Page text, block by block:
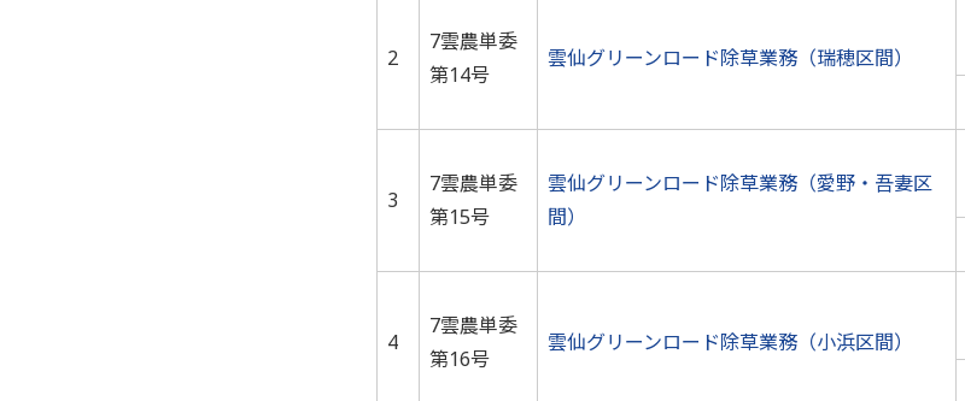
2
7雲農単委
第14号
雲仙グリーンロード除草業務（瑞穂区間）
3
7雲農単委
第15号
雲仙グリーンロード除草業務（愛野・吾妻区
間）
4
7雲農単委
第16号
雲仙グリーンロード除草業務（小浜区間）